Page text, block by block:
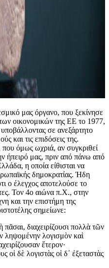
μας όργανο, που ξεκίνησε
οικονομικών της ΕΕ το 1977,
σε ανεξάρτητο
και τις επιδόσεις της.
που όμως ωχριά, αν συγκριθεί
ήπειρό μας, πριν από πάνω από
η οποία είθισται να
δημοκρατίας. Ήδη
ο έλεγχος αποτελούσε το
Τον 4ο αιώνα π.Χ., στην
και την επιστήμη της
σημείωνε:
πᾶσαι, διαχειρίζουσι πολλὰ τῶν
ληψομένην λογισμὸν καὶ
ἕτερον·
οἱ δὲ λογιστὰς οἱ δ᾽ ἐξεταστὰς